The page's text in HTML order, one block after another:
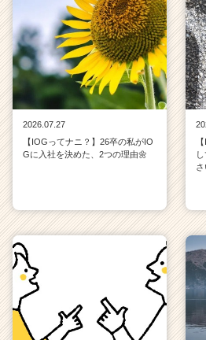
2026.07.27
【IOGってナニ？】26卒の私がIO
Gに入社を決めた、2つの理由🌼
さ